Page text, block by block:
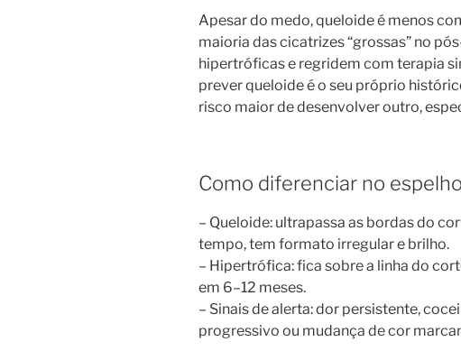
Apesar do medo, queloide é menos
maioria das cicatrizes “grossas” no
hipertróficas e regridem com terapia
prever queloide é o seu próprio
risco maior de desenvolver outro,
Como diferenciar no espelho
– Queloide: ultrapassa as bordas do
tempo, tem formato irregular e brilho.
– Hipertrófica: fica sobre a linha do
em 6–12 meses.
– Sinais de alerta: dor persistente,
progressivo ou mudança de cor